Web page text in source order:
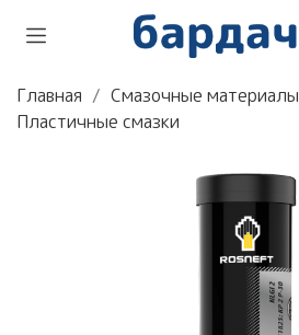
Главная
Смазочные материалы
Пластичные смазки